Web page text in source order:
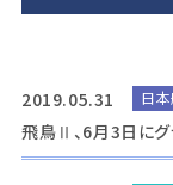
2019.05.31 日
飛鳥Ⅱ、6月3日にグ